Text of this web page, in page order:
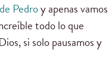
Pedroy apenas vamos
todo lo que
si solo pausamos y